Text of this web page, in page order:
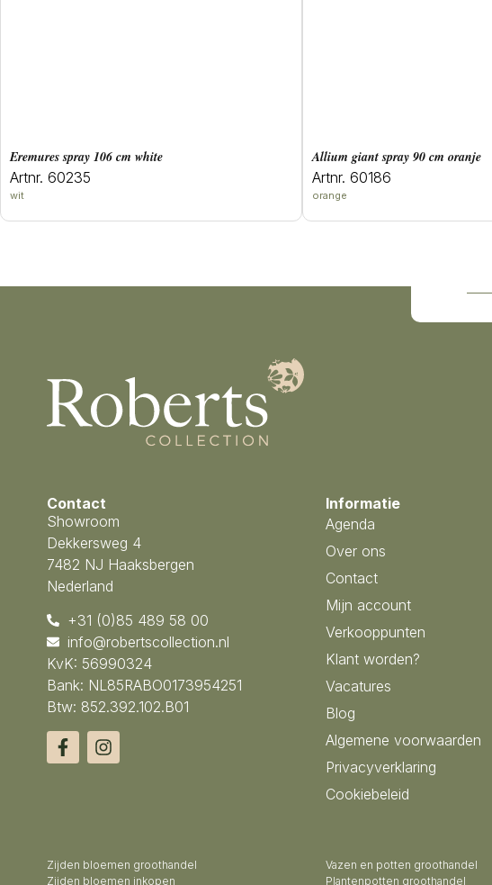
eremures spray 106 cm white
Artnr. 60235
wit
allium giant spray 90 cm oranje
Artnr. 60186
orange
Contact
Showroom
Dekkersweg 4
7482 NJ Haaksbergen
Nederland
+31 (0)85 489 58 00
info@robertscollection.nl
KvK: 56990324
Bank: NL85RABO0173954251
Btw: 852.392.102.B01
Informatie
Agenda
Over ons
Contact
Mijn account
Verkooppunten
Klant worden?
Vacatures
Blog
Algemene voorwaarden
Privacyverklaring
Cookiebeleid
Zijden bloemen groothandel
Zijden bloemen inkopen
Vazen en potten groothandel
Plantenpotten groothandel